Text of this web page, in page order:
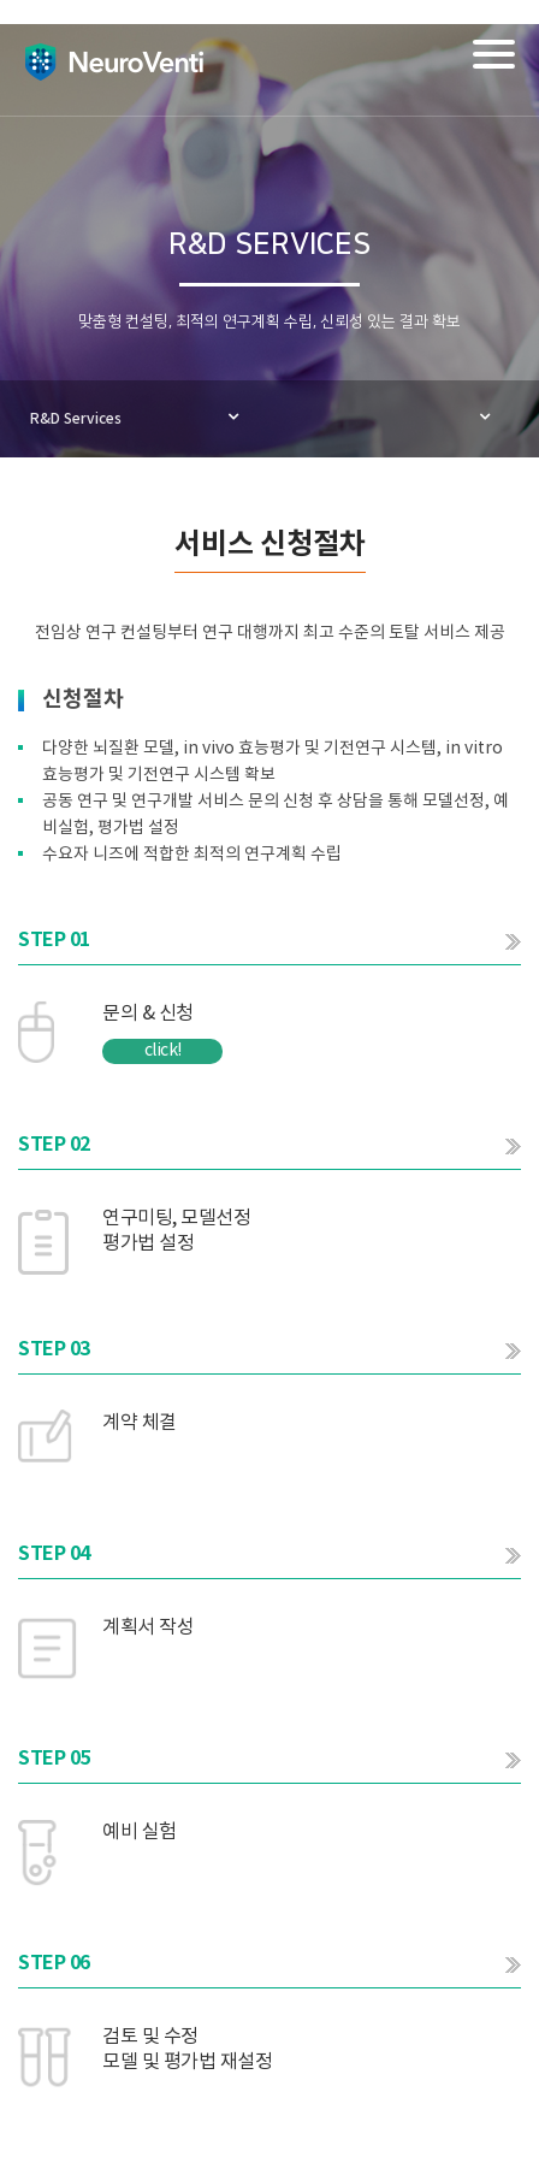
R&D SERVICES
맞춤형 컨설팅, 최적의 연구계획 수립, 신뢰성 있는 결과 확보
R&D Services
서비스 신청절차
전임상 연구 컨설팅부터 연구 대행까지 최고 수준의 토탈 서비스 제공
신청절차
다양한 뇌질환 모델, in vivo 효능평가 및 기전연구 시스템, in vitro
효능평가 및 기전연구 시스템 확보
공동 연구 및 연구개발 서비스 문의 신청 후 상담을 통해 모델선정, 예
비실험, 평가법 설정
수요자 니즈에 적합한 최적의 연구계획 수립
STEP 01
문의 & 신청
click!
STEP 02
연구미팅, 모델선정
평가법 설정
STEP 03
계약 체결
STEP 04
계획서 작성
STEP 05
예비 실험
STEP 06
검토 및 수정
모델 및 평가법 재설정